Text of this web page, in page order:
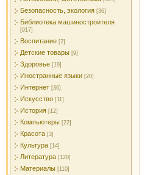
Безопасность, экология [36]
Библиотека машиностроителя
[917]
Воспитание [2]
Детские товары [9]
Здоровье [19]
Иностранные языки [20]
Интернет [36]
Искусство [11]
История [12]
Компьютеры [22]
Красота [3]
Культура [14]
Литература [120]
Материалы [110]